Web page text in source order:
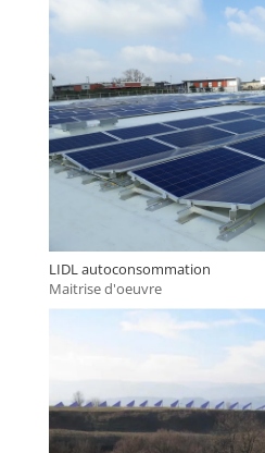
LIDL autoconsommation
Maitrise d'oeuvre